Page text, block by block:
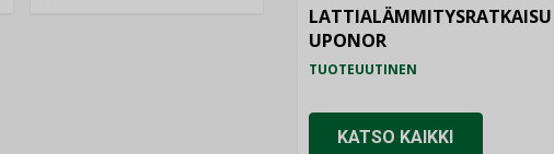
LATTIALÄMMITYSRATKAISU
UPONOR
TUOTEUUTINEN
KATSO KAIKKI